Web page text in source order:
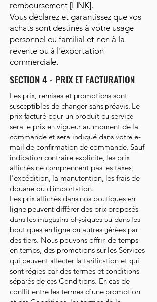
remboursement [LINK].
Vous déclarez et garantissez que vos
achats sont destinés à votre usage
personnel ou familial et non à la
revente ou à l'exportation
commerciale.
SECTION 4 - PRIX ET FACTURATION
Les prix, remises et promotions sont
susceptibles de changer sans préavis. Le
prix facturé pour un produit ou service
sera le prix en vigueur au moment de la
commande et sera indiqué dans votre e-
mail de confirmation de commande. Sauf
indication contraire explicite, les prix
affichés ne comprennent pas les taxes,
l'expédition, la manutention, les frais de
douane ou d'importation.
Les prix affichés dans nos boutiques en
ligne peuvent différer des prix proposés
dans les magasins physiques ou dans les
boutiques en ligne ou autres gérées par
des tiers. Nous pouvons offrir, de temps
en temps, des promotions sur les Services
qui peuvent affecter la tarification et qui
sont régies par des termes et conditions
séparés de ces Conditions. En cas de
conflit entre les termes d'une promotion